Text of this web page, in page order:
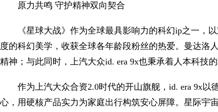
原力共鸣 守护精神双向契合
《星球大战》作为全球最具影响力的科幻ip之一，
度的科幻美学，收获全球各年龄段粉丝的热爱。曼达洛
精神；与此同时，上汽大众id. era 9x也秉承着人本科技
作为上汽大众合资2.0时代的开山旗舰，id. era 9x
心，用硬核产品实力为家庭出行构筑安心屏障。星际宇